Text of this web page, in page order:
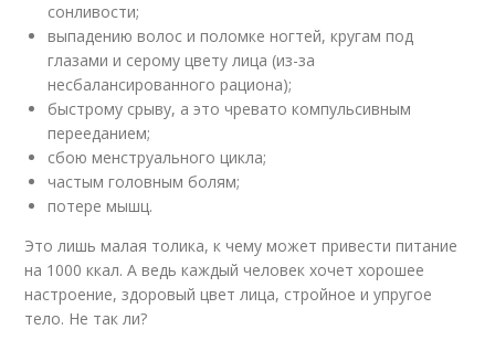
сонливости;
выпадению волос и поломке ногтей, кругам под
глазами и серому цвету лица (из-за
несбалансированного рациона);
быстрому срыву, а это чревато компульсивным
перееданием;
сбою менструального цикла;
частым головным болям;
потере мышц.
Это лишь малая толика, к чему может привести питание
на 1000 ккал. А ведь каждый человек хочет хорошее
настроение, здоровый цвет лица, стройное и упругое
тело. Не так ли?